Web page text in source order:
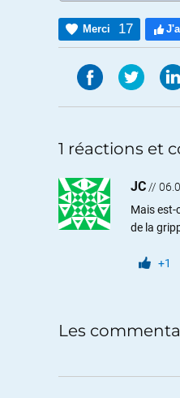
Merci 17
1 réactions et
JC //
Mais est-
de la
+1
Les